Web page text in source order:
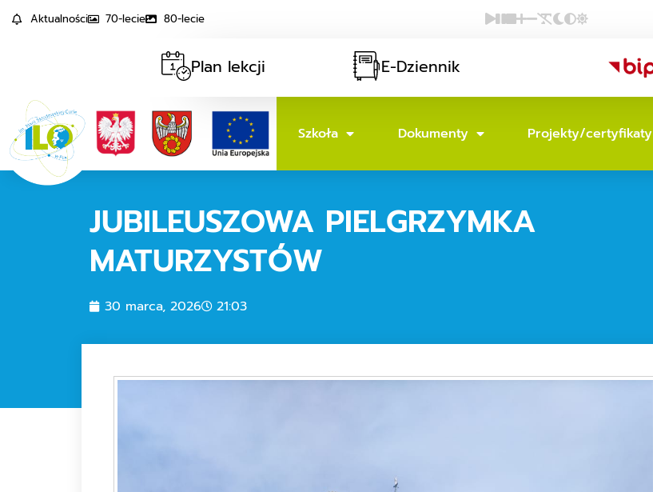
Aktualności 70-lecie 80-lecie
Plan lekcji E-Dziennik
Szkoła Dokumenty Projekty/certyfikaty
JUBILEUSZOWA PIELGRZYMKA
MATURZYSTÓW
30 marca, 2026 21:03